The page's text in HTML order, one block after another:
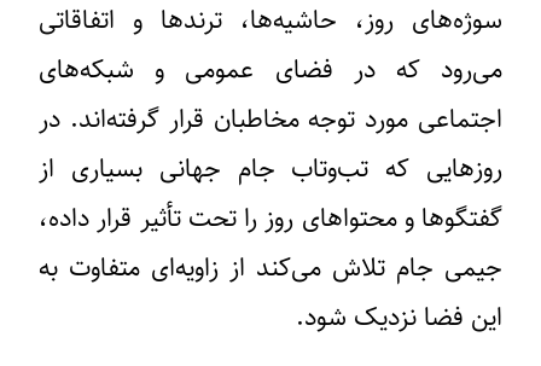
سوژه‌های روز، حاشیه‌ها، ترندها و اتفاقاتی
می‌رود که در فضای عمومی و شبکه‌های
اجتماعی مورد توجه مخاطبان قرار گرفته‌اند. در
روزهایی که تب‌وتاب جام جهانی بسیاری از
گفتگوها و محتواهای روز را تحت تأثیر قرار داده،
جیمی جام تلاش می‌کند از زاویه‌ای متفاوت به
این فضا نزدیک شود.